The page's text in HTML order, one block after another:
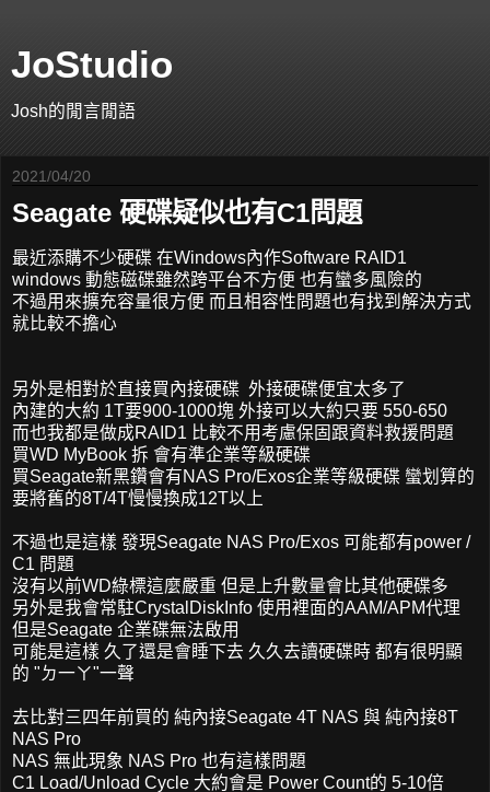
JoStudio
Josh的閒言閒語
2021/04/20
Seagate 硬碟疑似也有C1問題
最近添購不少硬碟 在Windows內作Software RAID1
windows 動態磁碟雖然跨平台不方便 也有蠻多風險的
不過用來擴充容量很方便 而且相容性問題也有找到解決方式
就比較不擔心
另外是相對於直接買內接硬碟 外接硬碟便宜太多了
內建的大約 1T要900-1000塊 外接可以大約只要 550-650
而也我都是做成RAID1 比較不用考慮保固跟資料救援問題
買WD MyBook 拆 會有準企業等級硬碟
買Seagate新黑鑽會有NAS Pro/Exos企業等級硬碟 蠻划算的
要將舊的8T/4T慢慢換成12T以上
不過也是這樣 發現Seagate NAS Pro/Exos 可能都有power /
C1 問題
沒有以前WD綠標這麼嚴重 但是上升數量會比其他硬碟多
另外是我會常駐CrystalDiskInfo 使用裡面的AAM/APM代理
但是Seagate 企業碟無法啟用
可能是這樣 久了還是會睡下去 久久去讀硬碟時 都有很明顯
的 "ㄉ一ㄚ"一聲
去比對三四年前買的 純內接Seagate 4T NAS 與 純內接8T
NAS Pro
NAS 無此現象 NAS Pro 也有這樣問題
C1 Load/Unload Cycle 大約會是 Power Count的 5-10倍